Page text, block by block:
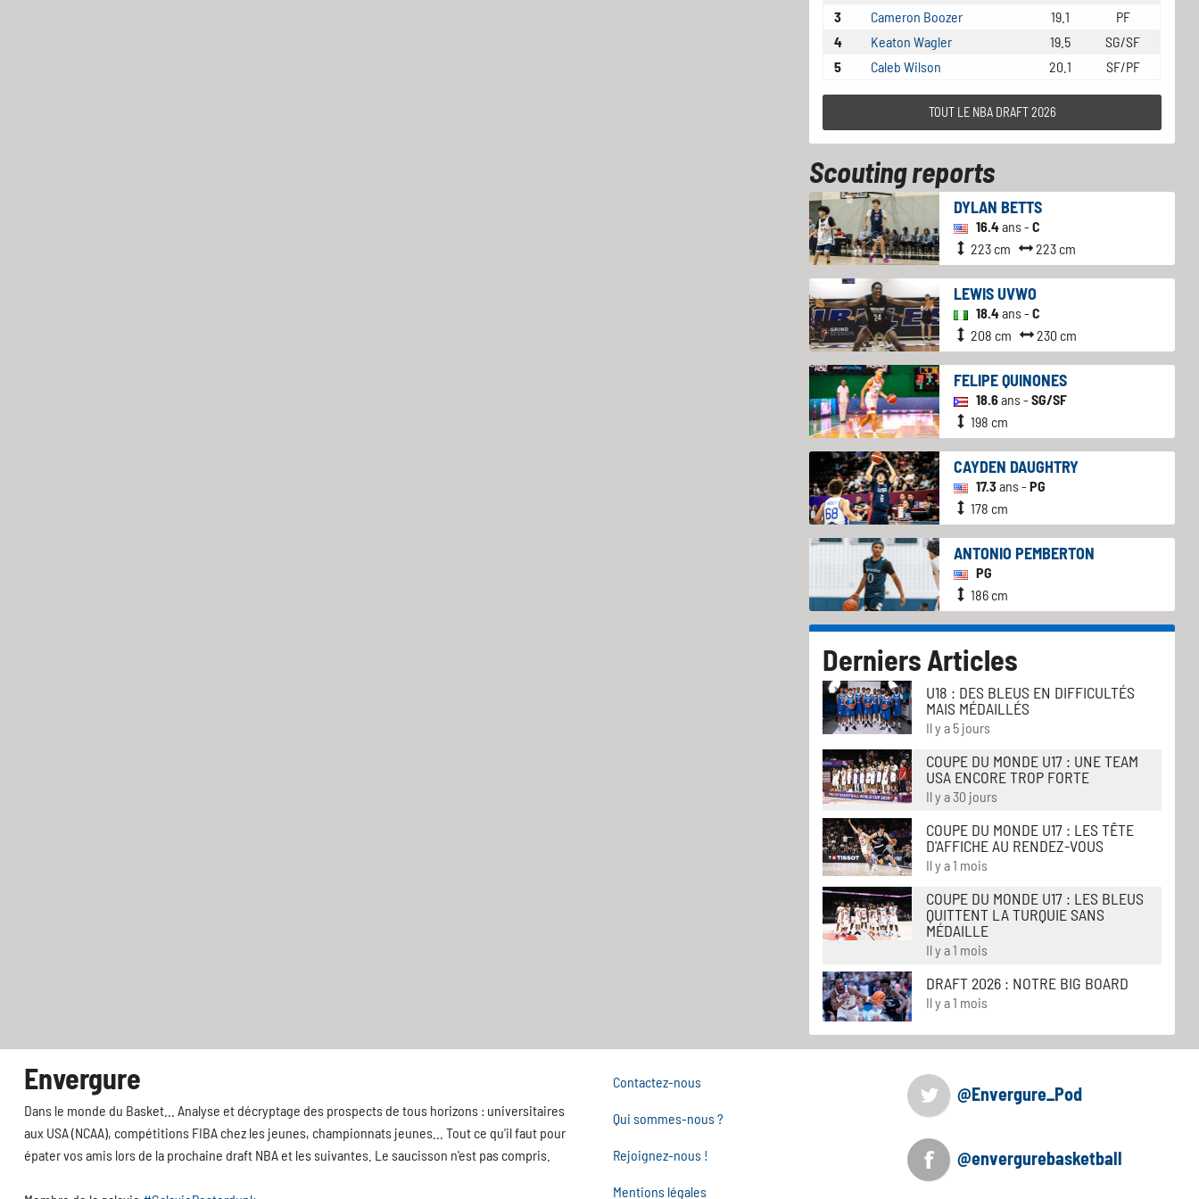
3
Cameron Boozer 19.1
PF
4
Keaton Wagler 19.5
SG/SF
5
Caleb Wilson 20.1 SF/PF
TOUT LE NBA DRAFT 2026
Scouting reports
DYLAN BETTS
16.4ans -C
223 cm
223 cm
LEWIS UVWO
18.4ans -C
208 cm
230 cm
FELIPE QUINONES
18.6ans -SG/SF
198 cm
CAYDEN DAUGHTRY
17.3ans -PG
178 cm
ANTONIO PEMBERTON
PG
186 cm
Derniers Articles
U18 : DES BLEUS EN DIFFICULTÉS
MAIS MÉDAILLÉS
Il y a 5 jours
COUPE DU MONDE U17 : UNE TEAM
USA ENCORE TROP FORTE
Il y a 30 jours
COUPE DU MONDE U17 : LES TÊTE
D'AFFICHE AU RENDEZ-VOUS
Il y a 1 mois
COUPE DU MONDE U17 : LES BLEUS
QUITTENT LA TURQUIE SANS
MÉDAILLE
Il y a 1 mois
DRAFT 2026 : NOTRE BIG BOARD
Il y a 1 mois
Envergure
Dans le monde du Basket... Analyse et décryptage des prospects de tous horizons : universitaires
aux USA (NCAA), compétitions FIBA chez les jeunes, championnats jeunes... Tout ce qu'il faut pour
épater vos amis lors de la prochaine draft NBA et les suivantes. Le saucisson n'est pas compris.
Contactez-nous
Qui sommes-nous ?
Rejoignez-nous !
Mentions légales
@Envergure_Pod
@envergurebasketball